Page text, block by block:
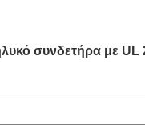
συνδετήρα με UL